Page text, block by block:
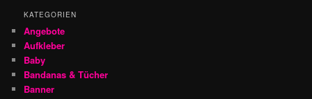
KATEGORIEN
Angebote
Aufkleber
Baby
Bandanas & Tücher
Banner